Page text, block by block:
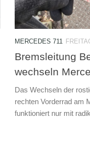
MERCEDES 711
Bremsleitung
wechseln
Das Wechseln der
rechten Vorderrad am
funktioniert nur mit